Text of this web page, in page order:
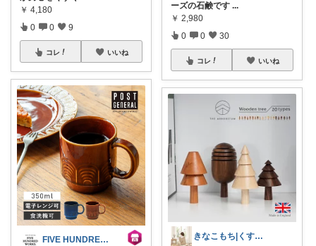
￥ 4,180
0 0 9
コレ いいね
FIVE HUNDRED WORKS.
ーズの石鹸です ...
￥ 2,980
0 0 30
コレ いいね
きなこもち|くすみカラーの部屋づくり☁️